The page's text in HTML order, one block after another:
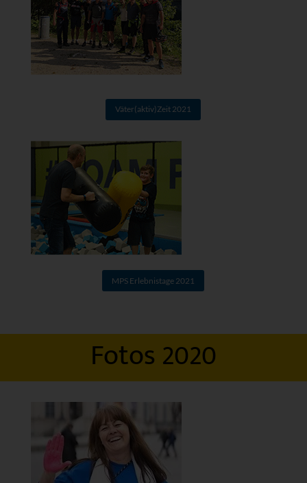
Väter(aktiv)Zeit 2021
MPS Erlebnistage 2021
Fotos 2020